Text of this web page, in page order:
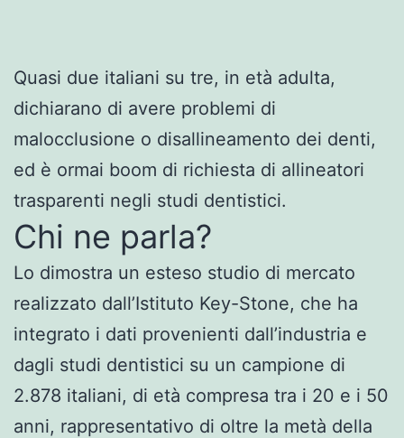
Quasi due italiani su tre, in età adulta,
dichiarano di avere problemi di
malocclusione o disallineamento dei denti,
ed è ormai boom di richiesta di allineatori
trasparenti negli studi dentistici.
Chi ne parla?
Lo dimostra un esteso studio di mercato
realizzato dall’Istituto Key-Stone, che ha
integrato i dati provenienti dall’industria e
dagli studi dentistici su un campione di
2.878 italiani, di età compresa tra i 20 e i 50
anni, rappresentativo di oltre la metà della